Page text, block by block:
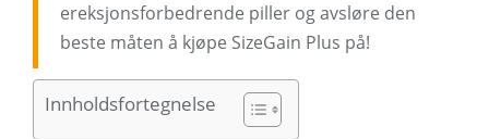
ereksjonsforbedrende piller og avsløre den
beste måten å kjøpe SizeGain Plus på!
Innholdsfortegnelse